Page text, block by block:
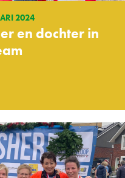
2024
en dochter in